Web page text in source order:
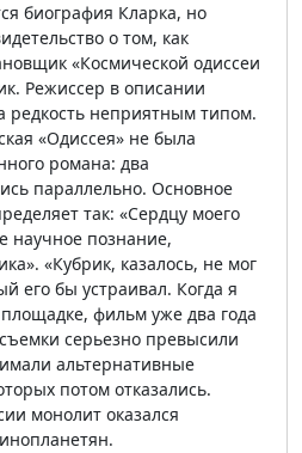
биография Кларка, но
о том, как
«Космической одиссеи
Режиссер в описании
редкость неприятным типом.
«Одиссея» не была
романа: два
параллельно. Основное
так: «Сердцу моего
научное познание,
«Кубрик, казалось, не мог
его бы устраивал. Когда я
фильм уже два года
серьезно превысили
альтернативные
потом отказались.
монолит оказался